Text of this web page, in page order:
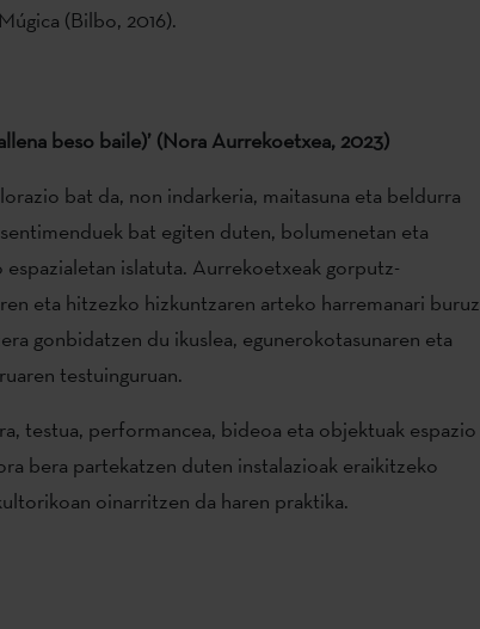
(Bilbo, 2016).
beso baile)’ (Nora Aurrekoetxea, 2023)
bat da, non indarkeria, maitasuna eta beldurra
bat egiten duten, bolumenetan eta
espazialetan islatuta. Aurrekoetxeak gorputz-
eta hitzezko hizkuntzaren arteko harremanari buruz
gonbidatzen du ikuslea, egunerokotasunaren eta
testuinguruan.
testua, performancea, bideoa eta objektuak espazio
bera partekatzen duten instalazioak eraikitzeko
oinarritzen da haren praktika.